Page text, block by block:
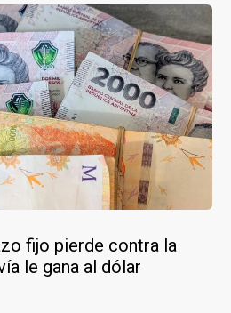
fijo pierde contra la
le gana al dólar